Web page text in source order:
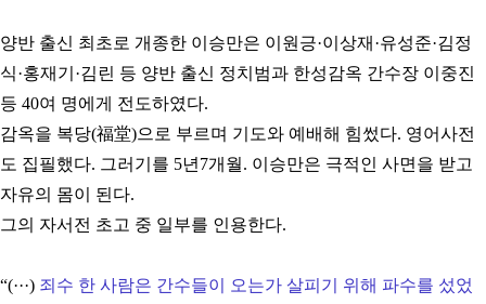
양반 출신 최초로 개종한 이승만은 이원긍·이상재·유성준·김정
식·홍재기·김린 등 양반 출신 정치범과 한성감옥 간수장 이중진
등 40여 명에게 전도하였다.
감옥을 복당(福堂)으로 부르며 기도와 예배해 힘썼다. 영어사전
도 집필했다. 그러기를 5년7개월. 이승만은 극적인 사면을 받고
자유의 몸이 된다.
그의 자서전 초고 중 일부를 인용한다.
“(···) 죄수 한 사람은 간수들이 오는가 살피기 위해 파수를 섰었